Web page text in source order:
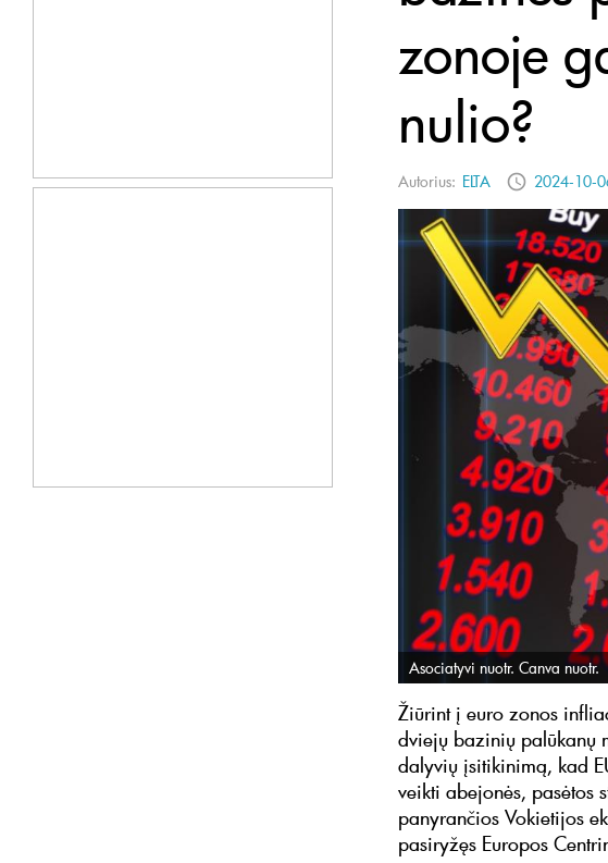
zonoje
nulio?
Autorius: ELTA 2024-10-
Asociatyvi nuotr. Canva nuotr.
Žiūrint į euro zonos
dviejų bazinių palūkanų
dalyvių įsitikinimą, kad
veikti abejonės, pasėtos
panyrančios Vokietijos
pasiryžęs Europos